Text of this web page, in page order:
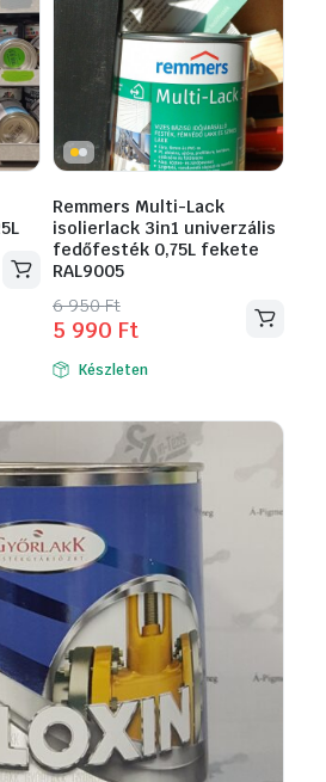
Remmers Multi-Lack
isolierlack 3in1 univerzális
fedőfesték 0,75L fekete
RAL9005
6 950Ft
Original
price
was:
950 Ft.
5 990 Ft
Current
price
is:
990 Ft.
Készleten